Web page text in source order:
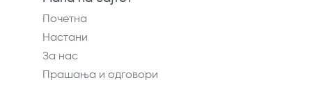
Почетна
Настани
За нас
Прашања и одговори